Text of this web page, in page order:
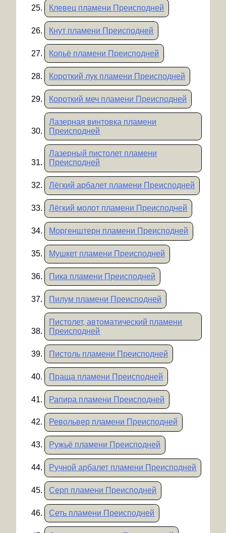
Клевец пламени Преисподней
Кнут пламени Преисподней
Копьё пламени Преисподней
Короткий лук пламени Преисподней
Короткий меч пламени Преисподней
Лазерная винтовка пламени
Преисподней
Лазерный пистолет пламени
Преисподней
Лёгкий арбалет пламени Преисподней
Лёгкий молот пламени Преисподней
Моргенштерн пламени Преисподней
Мушкет пламени Преисподней
Пика пламени Преисподней
Пилум пламени Преисподней
Пистолет, автоматический пламени
Преисподней
Пистоль пламени Преисподней
Праща пламени Преисподней
Рапира пламени Преисподней
Револьвер пламени Преисподней
Ружьё пламени Преисподней
Ручной арбалет пламени Преисподней
Серп пламени Преисподней
Сеть пламени Преисподней